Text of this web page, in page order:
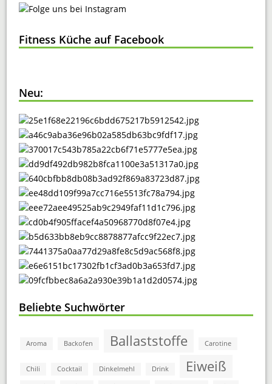
Fitness Küche auf Facebook
Neu:
Beliebte Suchwörter
Aroma Backofen Ballaststoffe Carotine
Chili Cocktail Dinkelmehl Drink Eiweiß